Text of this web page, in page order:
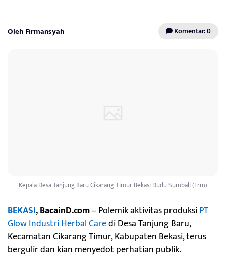
Oleh Firmansyah Komentar: 0
Kepala Desa Tanjung Baru Cikarang Timur Bekasi Dudu Sumbali (Frm)
BEKASI, BacainD.com– Polemik aktivitas produksiPT
Glow Industri Herbal Caredi Desa Tanjung Baru,
Kecamatan Cikarang Timur, Kabupaten Bekasi, terus
bergulir dan kian menyedot perhatian publik.